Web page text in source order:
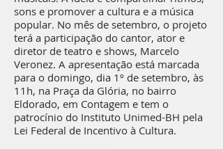
sons e promover a cultura e a música
popular. No mês de setembro, o projeto
terá a participação do cantor, ator e
diretor de teatro e shows, Marcelo
Veronez. A apresentação está marcada
para o domingo, dia 1º de setembro, às
11h, na Praça da Glória, no bairro
Eldorado, em Contagem e tem o
patrocínio do Instituto Unimed-BH pela
Lei Federal de Incentivo à Cultura.